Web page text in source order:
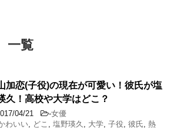
一覧
加恋(子役)の現在が可愛い！彼氏が塩
久！高校や大学はどこ？
04/21 -女優
わいい
どこ 塩野瑛久 大学 子役 彼氏 熱